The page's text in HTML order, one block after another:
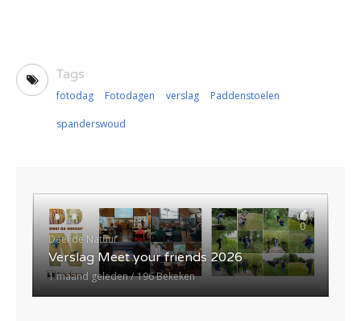
Tags
fotodag Fotodagen verslag Paddenstoelen
spanderswoud
0
Deel de Natuur
Verslag Meet your friends 2026
1 maand geleden 196 Bekeken